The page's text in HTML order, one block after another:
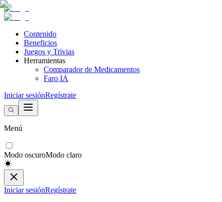
Contenido
Beneficios
Juegos y Trivias
Herramientas
Comparador de Medicamentos
Faro IA
Iniciar sesiónRegístrate
Menú
Modo oscuroModo claro
Iniciar sesiónRegístrate